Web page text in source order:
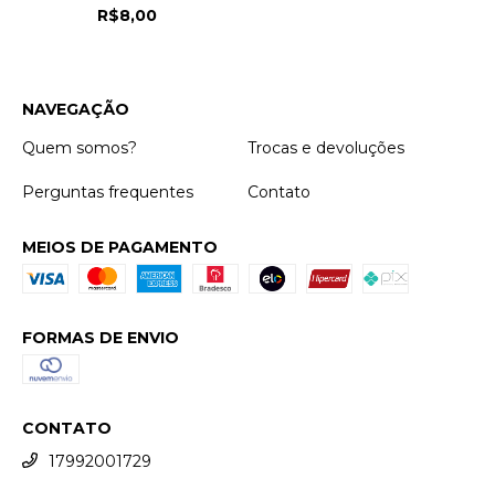
R$8,00
NAVEGAÇÃO
Quem somos?
Trocas e devoluções
Perguntas frequentes Contato
MEIOS DE PAGAMENTO
FORMAS DE ENVIO
CONTATO
17992001729